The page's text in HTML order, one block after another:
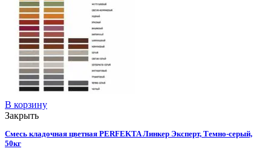
В корзину
Закрыть
Смесь кладочная цветная PERFEKTA Линкер Эксперт, Темно-серый,
50кг